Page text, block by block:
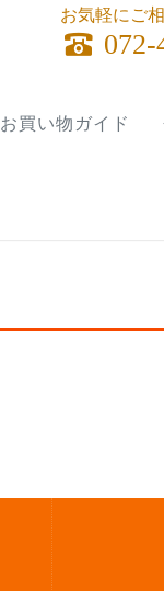
お気軽にご
072-
お買い物ガイド